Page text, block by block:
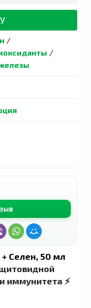
/
/
Селен, 50 мл
иммунитета ⚡